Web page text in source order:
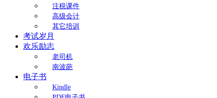
注税课件
高级会计
其它培训
考试岁月
欢乐励志
老司机
南波葩
电子书
Kindle